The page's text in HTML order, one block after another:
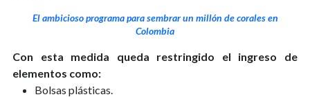
El ambicioso programa para sembrar un millón de corales en
Colombia
Con esta medida queda restringido el ingreso de
elementos como:
Bolsas plásticas.